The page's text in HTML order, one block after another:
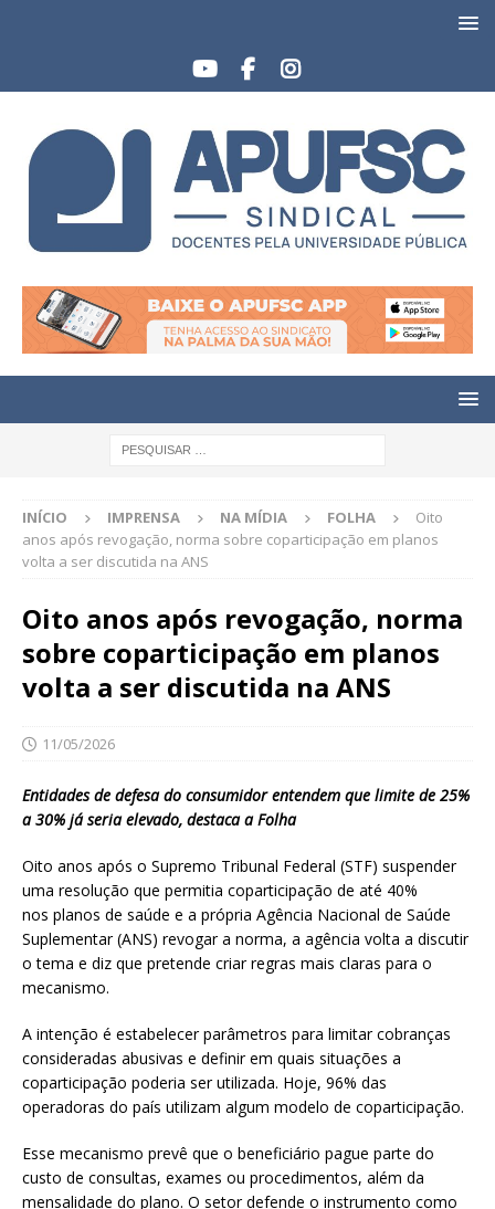
INÍCIO IMPRENSA NA MÍDIA FOLHA
Oito
anos após revogação, norma sobre coparticipação em planos
volta a ser discutida na ANS
Oito anos após revogação, norma
sobre coparticipação em planos
volta a ser discutida na ANS
11/05/2026
Entidades de defesa do consumidor entendem que limite de 25%
a 30% já seria elevado, destaca a Folha
Oito anos após o Supremo Tribunal Federal (STF) suspender
uma resolução que permitia coparticipação de até 40%
nos planos de saúde e a própria Agência Nacional de Saúde
Suplementar (ANS) revogar a norma, a agência volta a discutir
o tema e diz que pretende criar regras mais claras para o
mecanismo.
A intenção é estabelecer parâmetros para limitar cobranças
consideradas abusivas e definir em quais situações a
coparticipação poderia ser utilizada. Hoje, 96% das
operadoras do país utilizam algum modelo de coparticipação.
Esse mecanismo prevê que o beneficiário pague parte do
custo de consultas, exames ou procedimentos, além da
mensalidade do plano. O setor defende o instrumento como